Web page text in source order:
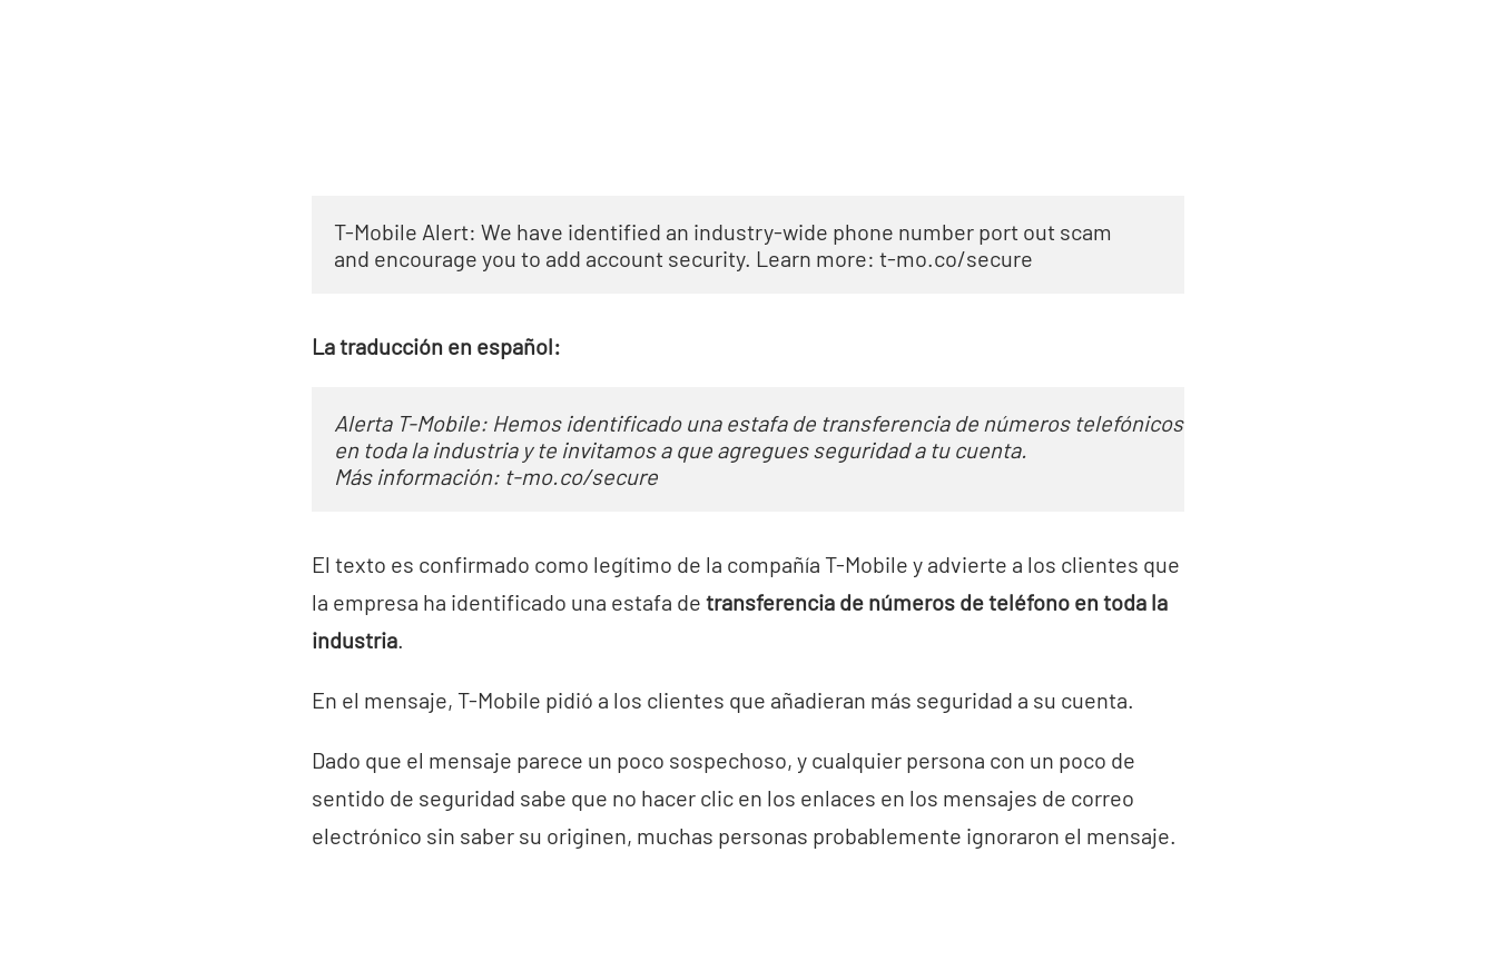
T-Mobile Alert: We have identified an industry-wide phone number port out scam
and encourage you to add account security. Learn more: t-mo.co/secure
La traducción en español:
Alerta T-Mobile: Hemos identificado una estafa de transferencia de números telefónicos
en toda la industria y te invitamos a que agregues seguridad a tu cuenta.
Más información: t-mo.co/secure
El texto es confirmado como legítimo de la compañía T-Mobile y advierte a los clientes que
la empresa ha identificado una estafa de transferencia de números de teléfono en toda la
industria.
En el mensaje, T-Mobile pidió a los clientes que añadieran más seguridad a su cuenta.
Dado que el mensaje parece un poco sospechoso, y cualquier persona con un poco de
sentido de seguridad sabe que no hacer clic en los enlaces en los mensajes de correo
electrónico sin saber su originen, muchas personas probablemente ignoraron el mensaje.